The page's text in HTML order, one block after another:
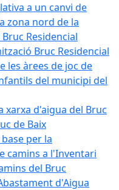
a un canvi de
zona nord de la
Residencial
Bruc Residencial
les àrees de joc de
del municipi del
xarxa d'aigua del Bruc
de Baix
per la
camins a l'Inventari
del Bruc
d'Aigua